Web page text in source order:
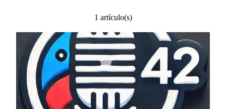
1 artículo(s)